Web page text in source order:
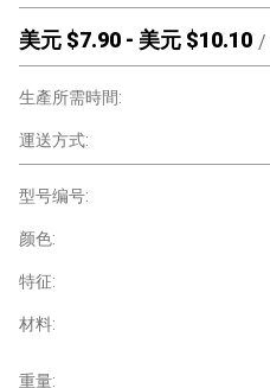
美元 $7.90 - 美元 $10.10 /
生產所需時間:
運送方式:
型号编号:
颜色:
特征:
材料:
重量: